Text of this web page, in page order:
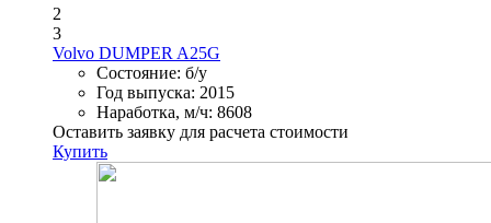
2
3
Volvo DUMPER A25G
Состояние: б/у
Год выпуска: 2015
Наработка, м/ч: 8608
Оставить заявку для расчета стоимости
Купить